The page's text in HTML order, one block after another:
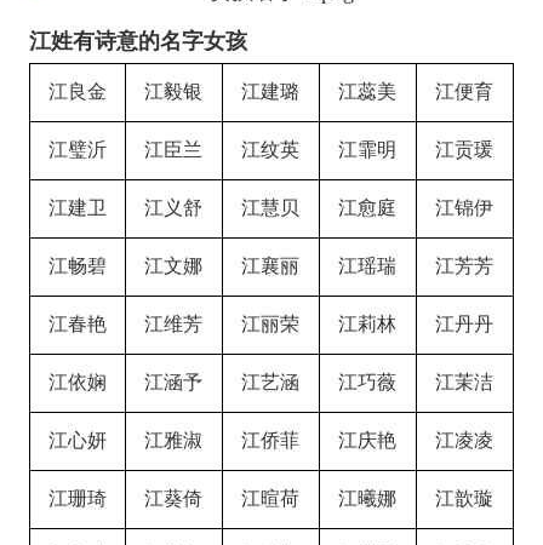
江姓有诗意的名字女孩
江良金 江毅银 江建璐 江蕊美 江便育
江璧沂 江臣兰 江纹英 江霏明 江贡瑗
江建卫 江义舒 江慧贝 江愈庭 江锦伊
江畅碧 江文娜 江襄丽 江瑶瑞 江芳芳
江春艳 江维芳 江丽荣 江莉林 江丹丹
江依娴 江涵予 江艺涵 江巧薇 江茉洁
江心妍 江雅淑 江侨菲 江庆艳 江凌凌
江珊琦 江葵倚 江暄荷 江曦娜 江歆璇